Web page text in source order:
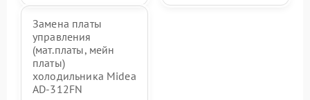
Замена платы
управления
(мат.платы, мейн
платы)
холодильника Midea
AD-312FN